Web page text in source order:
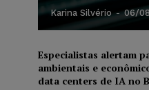
Karina Silvério - 06/
Especialistas alertam
ambientais e
data centers de IA no